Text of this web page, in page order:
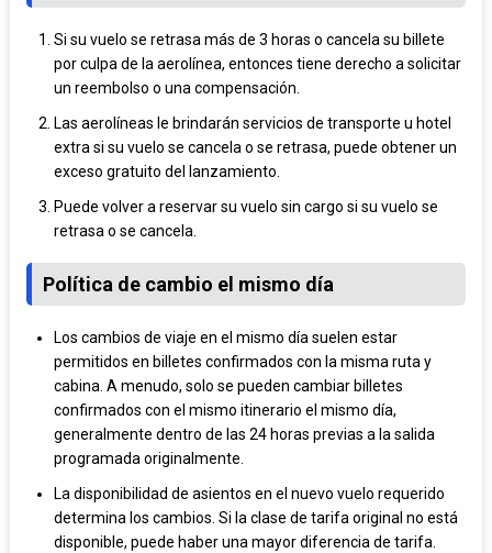
Si su vuelo se retrasa más de 3 horas o cancela su billete
por culpa de la aerolínea, entonces tiene derecho a solicitar
un reembolso o una compensación.
Las aerolíneas le brindarán servicios de transporte u hotel
extra si su vuelo se cancela o se retrasa, puede obtener un
exceso gratuito del lanzamiento.
Puede volver a reservar su vuelo sin cargo si su vuelo se
retrasa o se cancela.
Política de cambio el mismo día
Los cambios de viaje en el mismo día suelen estar
permitidos en billetes confirmados con la misma ruta y
cabina. A menudo, solo se pueden cambiar billetes
confirmados con el mismo itinerario el mismo día,
generalmente dentro de las 24 horas previas a la salida
programada originalmente.
La disponibilidad de asientos en el nuevo vuelo requerido
determina los cambios. Si la clase de tarifa original no está
disponible, puede haber una mayor diferencia de tarifa.